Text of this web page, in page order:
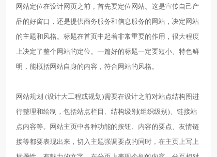
网站定位在设计网页之前，首先要定位网站。这是宣传自己产
品的好窗口，还是提供商务服务和信息服务的网站，决定网站
的主题和风格。标题在首页中起着非常重要的作用，很大程度
上决定了整个网站的定位。一篇好的标题一定要短小、特色鲜
明，能概括网站自身的内容，符合网站的风格。
网站规划 (设计大工程或规划)需要在设计之前对站点结构图进
行整理和绘制，包括站点栏目、结构级别(组织级别)、链接站
点内容等。网站主页中各种功能的按钮、内容的要点、友情链
接等都要表现出来，切入主题强调要点的同时，在主页上写上